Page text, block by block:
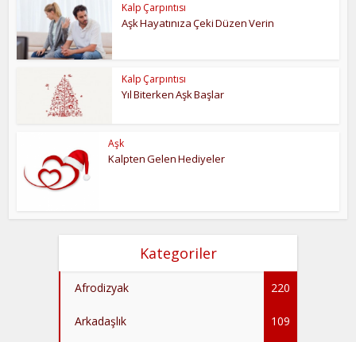
Kalp Çarpıntısı
Aşk Hayatınıza Çeki Düzen Verin
Kalp Çarpıntısı
Yıl Biterken Aşk Başlar
Aşk
Kalpten Gelen Hediyeler
Kategoriler
Afrodizyak 220
Arkadaşlık 109